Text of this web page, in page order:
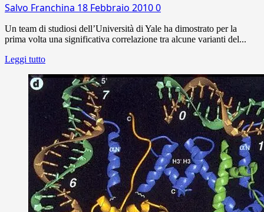
Salvo Franchina 18 Febbraio 20100
Un team di studiosi dell’Università di Yale ha dimostrato per la
prima volta una significativa correlazione tra alcune varianti del...
Leggi tutto